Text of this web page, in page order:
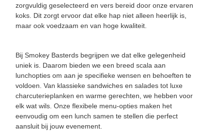
zorgvuldig geselecteerd en vers bereid door onze ervaren
koks. Dit zorgt ervoor dat elke hap niet alleen heerlijk is,
maar ook voedzaam en van hoge kwaliteit.
Bij Smokey Basterds begrijpen we dat elke gelegenheid
uniek is. Daarom bieden we een breed scala aan
lunchopties om aan je specifieke wensen en behoeften te
voldoen. Van klassieke sandwiches en salades tot luxe
charcuterieplanken en warme gerechten, we hebben voor
elk wat wils. Onze flexibele menu-opties maken het
eenvoudig om een lunch samen te stellen die perfect
aansluit bij jouw evenement.